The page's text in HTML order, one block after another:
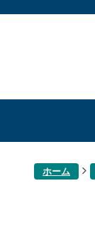
ホーム